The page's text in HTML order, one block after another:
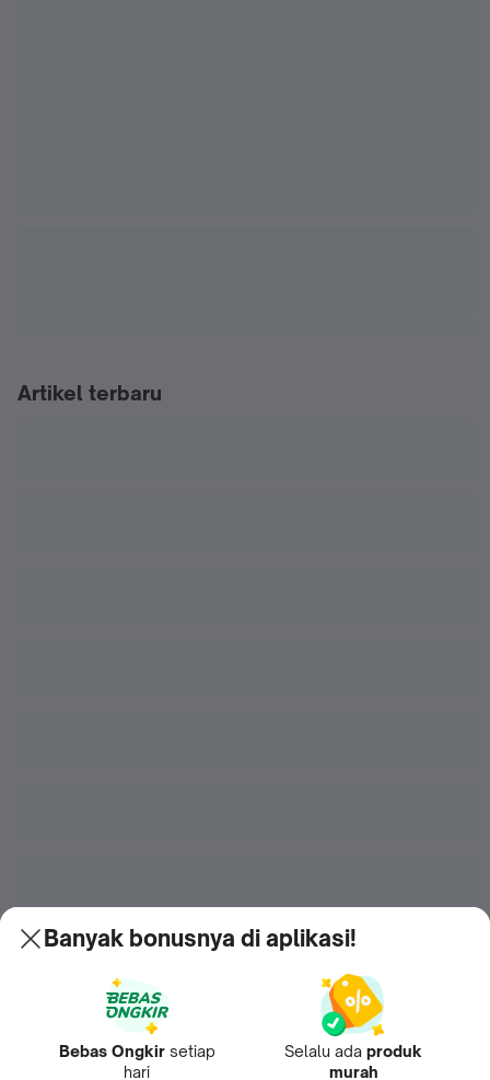
Artikel terbaru
Banyak bonusnya di aplikasi!
Bebas Ongkir setiap
hari
Selalu ada produk
murah